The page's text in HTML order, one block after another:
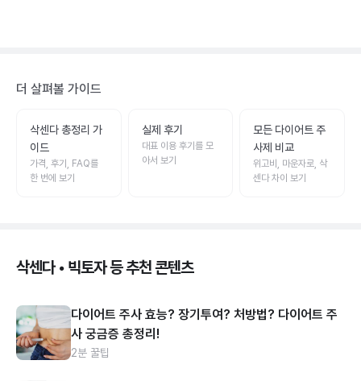
더 살펴볼 가이드
삭센다 총정리 가
이드
가격, 후기, FAQ를
한 번에 보기
실제 후기
대표 이용 후기를 모
아서 보기
모든 다이어트 주
사제 비교
위고비, 마운자로, 삭
센다 차이 보기
삭센다 • 빅토자 등 추천 콘텐츠
다이어트 주사 효능? 장기투여? 처방법? 다이어트 주
사 궁금증 총정리!
2분 꿀팁